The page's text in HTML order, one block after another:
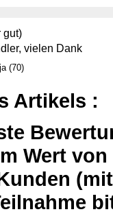
gut)
vielen Dank
ja (70)
Artikels :
Wert